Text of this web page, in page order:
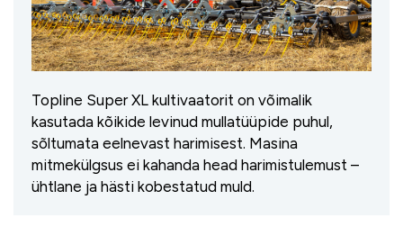
Topline Super XL kultivaatorit on võimalik
kasutada kõikide levinud mullatüüpide puhul,
sõltumata eelnevast harimisest. Masina
mitmekülgsus ei kahanda head harimistulemust –
ühtlane ja hästi kobestatud muld.